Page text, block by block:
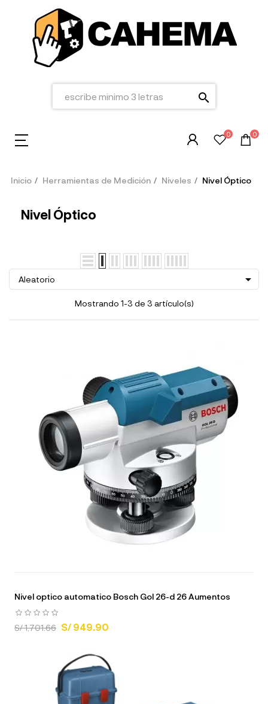
search
0 0
Inicio Herramientas de Medición Niveles Nivel Óptico
Nivel Óptico
Aleatorio 
Mostrando 1-3 de 3 artículo(s)
Nivel optico automatico Bosch Gol 26-d 26 Aumentos
S/ 1,701.66 S/ 949.90